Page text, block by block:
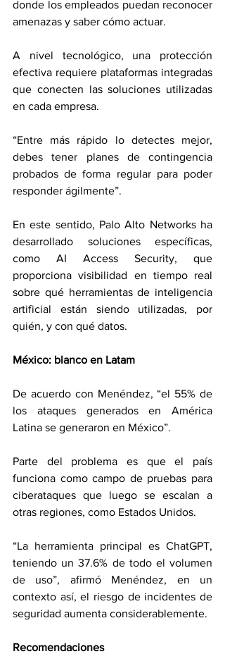
donde los empleados puedan reconocer
amenazas y saber cómo actuar.
A nivel tecnológico, una protección
efectiva requiere plataformas integradas
que conecten las soluciones utilizadas
en cada empresa.
“Entre más rápido lo detectes mejor,
debes tener planes de contingencia
probados de forma regular para poder
responder ágilmente”.
En este sentido, Palo Alto Networks ha
desarrollado soluciones específicas,
como AI Access Security, que
proporciona visibilidad en tiempo real
sobre qué herramientas de inteligencia
artificial están siendo utilizadas, por
quién, y con qué datos.
México: blanco en Latam
De acuerdo con Menéndez, “el 55% de
los ataques generados en América
Latina se generaron en México”.
Parte del problema es que el país
funciona como campo de pruebas para
ciberataques que luego se escalan a
otras regiones, como Estados Unidos.
“La herramienta principal es ChatGPT,
teniendo un 37.6% de todo el volumen
de uso”, afirmó Menéndez, en un
contexto así, el riesgo de incidentes de
seguridad aumenta considerablemente.
Recomendaciones